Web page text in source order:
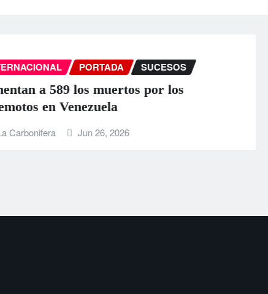
INTERNACIONAL PORTADA
EEUU anuncia una ayuda de 130
para Venezuela tras el doble terremoto
La Carbonifera